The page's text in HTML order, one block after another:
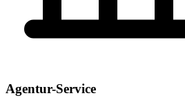
Agentur-Service